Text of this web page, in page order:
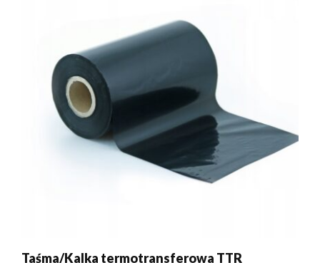
Taśma/Kalka termotransferowa TTR